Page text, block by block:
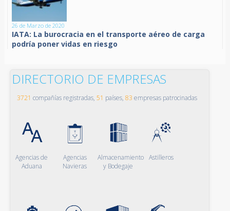
26 de Marzo de 2020
IATA: La burocracia en el transporte aéreo de carga
podría poner vidas en riesgo
DIRECTORIO DE EMPRESAS
3721 compañías registradas, 51 países, 83 empresas patrocinadas
Agencias de
Aduana
Agencias
Navieras
Almacenamiento
y Bodegaje
Astilleros